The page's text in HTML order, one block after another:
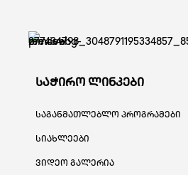
საჭირო ლინკები
საგანმათლებლო პროგრამები
სიახლეები
ვიდეო გალერია